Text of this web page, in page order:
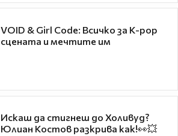
VOID & Girl Code: Всичко за K-pop
сцената и мечтите им
Искаш да стигнеш до Холивуд?
Юлиан Костов разкрива как!👀💥